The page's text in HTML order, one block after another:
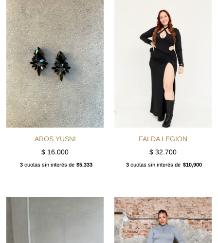
AROS YUSNI
$ 16.000
3cuotas sin interés de $5,333
FALDA LEGION
$32.700
3 cuotas sin interés de $10,900